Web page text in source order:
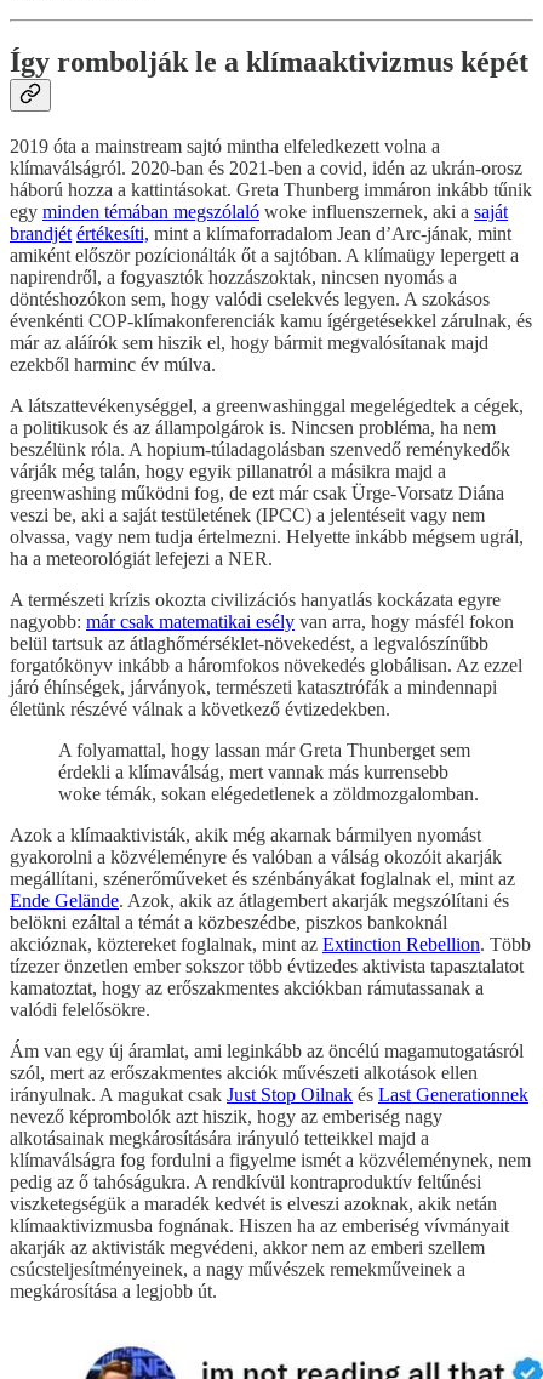
Így rombolják le a klímaaktivizmus képét
2019 óta a mainstream sajtó mintha elfeledkezett volna a
klímaválságról. 2020-ban és 2021-ben a covid, idén az ukrán-orosz
háború hozza a kattintásokat. Greta Thunberg immáron inkább tűnik
egy minden témában megszólaló woke influenszernek, aki a saját
brandjét értékesíti, mint a klímaforradalom Jean d’Arc-jának, mint
amiként először pozícionálták őt a sajtóban. A klímaügy lepergett a
napirendről, a fogyasztók hozzászoktak, nincsen nyomás a
döntéshozókon sem, hogy valódi cselekvés legyen. A szokásos
évenkénti COP-klímakonferenciák kamu ígérgetésekkel zárulnak, és
már az aláírók sem hiszik el, hogy bármit megvalósítanak majd
ezekből harminc év múlva.
A látszattevékenységgel, a greenwashinggal megelégedtek a cégek,
a politikusok és az állampolgárok is. Nincsen probléma, ha nem
beszélünk róla. A hopium-túladagolásban szenvedő reménykedők
várják még talán, hogy egyik pillanatról a másikra majd a
greenwashing működni fog, de ezt már csak Ürge-Vorsatz Diána
veszi be, aki a saját testületének (IPCC) a jelentéseit vagy nem
olvassa, vagy nem tudja értelmezni. Helyette inkább mégsem ugrál,
ha a meteorológiát lefejezi a NER.
A természeti krízis okozta civilizációs hanyatlás kockázata egyre
nagyobb: már csak matematikai esély van arra, hogy másfél fokon
belül tartsuk az átlaghőmérséklet-növekedést, a legvalószínűbb
forgatókönyv inkább a háromfokos növekedés globálisan. Az ezzel
járó éhínségek, járványok, természeti katasztrófák a mindennapi
életünk részévé válnak a következő évtizedekben.
A folyamattal, hogy lassan már Greta Thunberget sem
érdekli a klímaválság, mert vannak más kurrensebb
woke témák, sokan elégedetlenek a zöldmozgalomban.
Azok a klímaaktivisták, akik még akarnak bármilyen nyomást
gyakorolni a közvéleményre és valóban a válság okozóit akarják
megállítani, szénerőműveket és szénbányákat foglalnak el, mint az
Ende Gelände. Azok, akik az átlagembert akarják megszólítani és
belökni ezáltal a témát a közbeszédbe, piszkos bankoknál
akcióznak, köztereket foglalnak, mint az Extinction Rebellion. Több
tízezer önzetlen ember sokszor több évtizedes aktivista tapasztalatot
kamatoztat, hogy az erőszakmentes akciókban rámutassanak a
valódi felelősökre.
Ám van egy új áramlat, ami leginkább az öncélú magamutogatásról
szól, mert az erőszakmentes akciók művészeti alkotások ellen
irányulnak. A magukat csak Just Stop Oilnak és Last Generationnek
nevező képrombolók azt hiszik, hogy az emberiség nagy
alkotásainak megkárosítására irányuló tetteikkel majd a
klímaválságra fog fordulni a figyelme ismét a közvéleménynek, nem
pedig az ő tahóságukra. A rendkívül kontraproduktív feltűnési
viszketegségük a maradék kedvét is elveszi azoknak, akik netán
klímaaktivizmusba fognának. Hiszen ha az emberiség vívmányait
akarják az aktivisták megvédeni, akkor nem az emberi szellem
csúcsteljesítményeinek, a nagy művészek remekműveinek a
megkárosítása a legjobb út.